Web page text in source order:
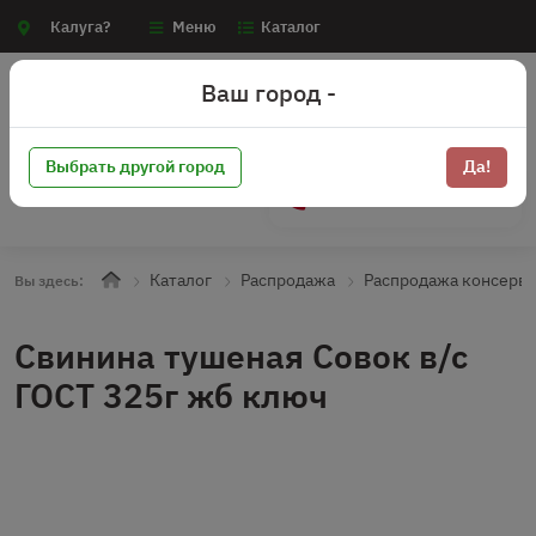
Калуга? Меню Каталог
Вы здесь: Каталог Распродажа Распродажа
Свинина тушеная Совок в/с
ГОСТ 325г жб ключ
Ваш город -
Выбрать другой город Да!